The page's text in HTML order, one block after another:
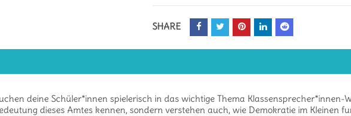
SHARE
deine Schüler*innen spielerisch in das wichtige Thema Klassensprecher*innen-
dieses Amtes kennen, sondern verstehen auch, wie Demokratie im Kleinen